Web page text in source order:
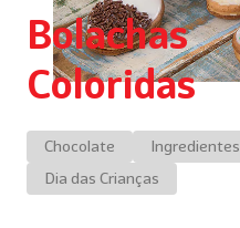
Bolachas
Coloridas
Chocolate Ingredientes
Dia das Crianças